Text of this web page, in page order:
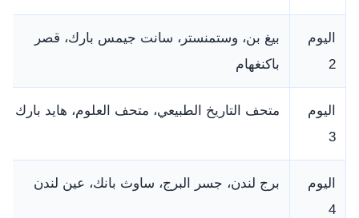
اليوم
2
بيغ بن، وستمنستر، سانت جيمس بارك، قصر
باكنغهام
اليوم
3
متحف التاريخ الطبيعي، متحف العلوم، هايد بارك
اليوم
4
برج لندن، جسر البرج، ساوث بانك، عين لندن